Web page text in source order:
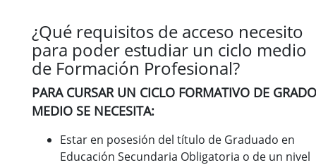
¿Qué requisitos de acceso necesito
para poder estudiar un ciclo medio
de Formación Profesional?
PARA CURSAR UN CICLO FORMATIVO DE GRADO
MEDIO SE NECESITA:
Estar en posesión del título de Graduado en
Educación Secundaria Obligatoria o de un nivel